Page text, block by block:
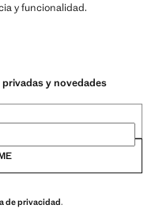
y funcionalidad.
y novedades
de privacidad.